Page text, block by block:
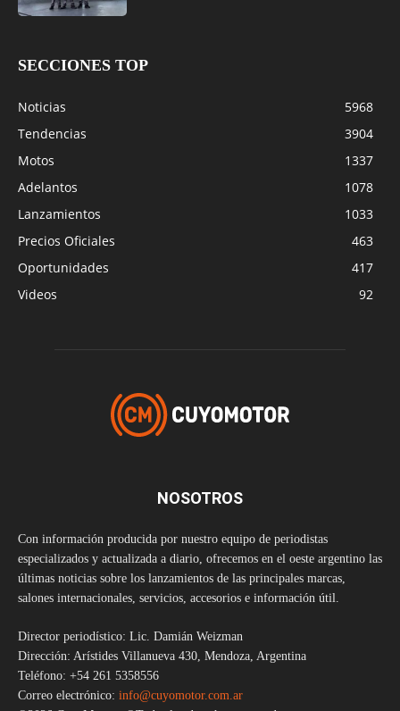
SECCIONES TOP
Noticias
5968
Tendencias
3904
Motos
1337
Adelantos
1078
Lanzamientos
1033
Precios Oficiales
463
Oportunidades
417
Videos
92
NOSOTROS
Con información producida por nuestro equipo de periodistas
especializados y actualizada a diario, ofrecemos en el oeste argentino las
últimas noticias sobre los lanzamientos de las principales marcas,
salones internacionales, servicios, accesorios e información útil.
Director periodístico: Lic. Damián Weizman
Dirección: Arístides Villanueva 430, Mendoza, Argentina
Teléfono: +54 261 5358556
Correo electrónico: info@cuyomotor.com.ar